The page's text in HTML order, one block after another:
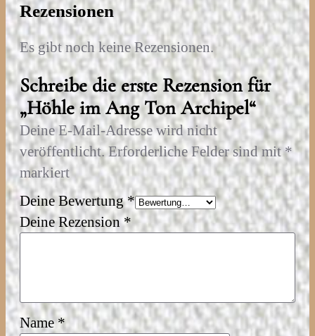
€
e
n
g
e
Rezensionen
Es gibt noch keine Rezensionen.
Schreibe die erste Rezension für
„Höhle im Ang Ton Archipel“
Deine E-Mail-Adresse wird nicht
veröffentlicht. Erforderliche Felder sind mit*
markiert
Deine Bewertung*
Deine Rezension*
Name*